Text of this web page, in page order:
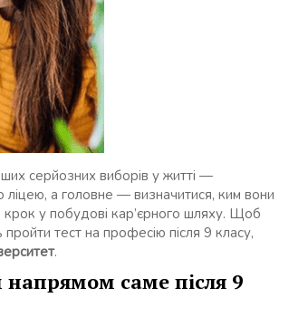
серйозних виборів у житті —
а головне — визначитися, ким вони
у побудові кар’єрного шляху. Щоб
тест на професію після 9 класу,
.
саме після 9